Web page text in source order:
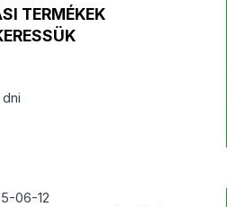
TERMÉKEK
dni
06-12